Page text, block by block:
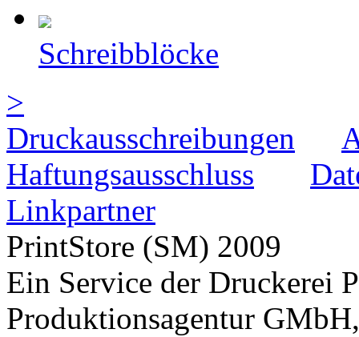
Schreibblöcke
>
Druckausschreibungen
Haftungsausschluss
Linkpartner
PrintStore (SM) 2009
Ein Service der Druckerei
Produktionsagentur